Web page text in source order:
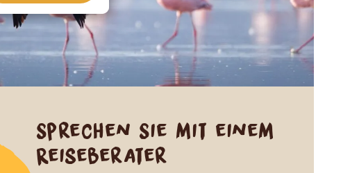
Sprechen Sie mit einem
Reiseberater